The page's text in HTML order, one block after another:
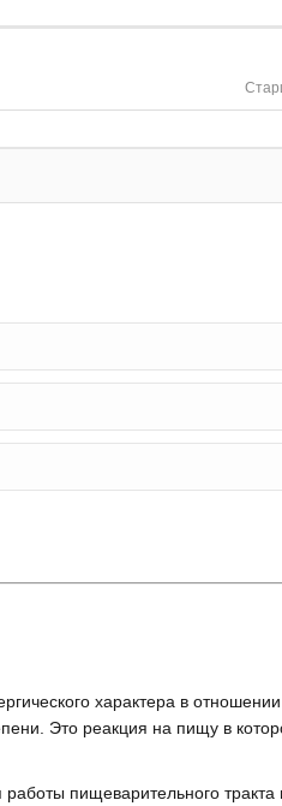
характера в
Это реакция на пищу в
пищеварительного